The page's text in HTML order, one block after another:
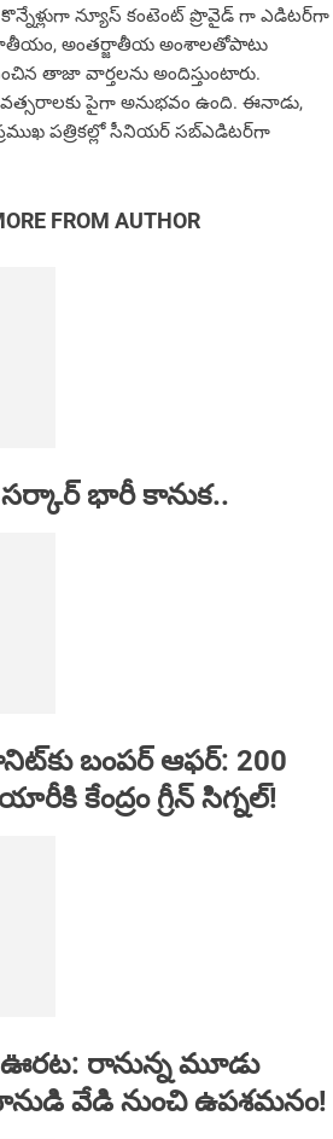
న్యూస్ కంటెంట్ ప్రొవైడ్ గా ఎడిటర్‌గా
జాతీయం, అంత‌ర్జాతీయ అంశాల‌తోపాటు
తాజా వార్తల‌ను అందిస్తుంటారు.
పైగా అనుభవం ఉంది. ఈనాడు,
ప‌త్రిక‌ల్లో సీనియ‌ర్‌ స‌బ్ఎడిట‌ర్‌గా
FROM AUTHOR
భారీ కానుక..
బంపర్ ఆఫర్: 200
కేంద్రం గ్రీన్ సిగ్నల్!
ఊరట: రానున్న మూడు
వేడి నుంచి ఉపశమనం!